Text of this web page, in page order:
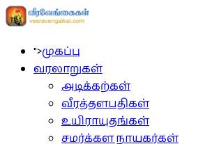
">முகப்பு
வரலாறுகள்
அடிக்கற்கள்
வீரத்தளபதிகள்
உயிராயுதங்கள்
சமர்க்கள நாயகர்கள்